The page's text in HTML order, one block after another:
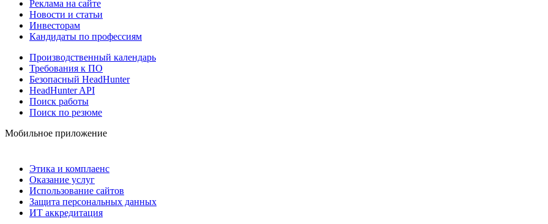
Реклама на сайте
Новости и статьи
Инвесторам
Кандидаты по профессиям
Производственный календарь
Требования к ПО
Безопасный HeadHunter
HeadHunter API
Поиск работы
Поиск по резюме
Мобильное приложение
Этика и комплаенс
Оказание услуг
Использование сайтов
Защита персональных данных
ИТ аккредитация